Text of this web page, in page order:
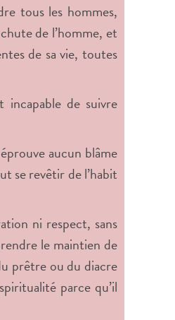
tous les hommes,
de l’homme, et
de sa vie, toutes
de suivre
aucun blâme
se revêtir de l’habit
ni respect, sans
le maintien de
prêtre ou du diacre
parce qu’il